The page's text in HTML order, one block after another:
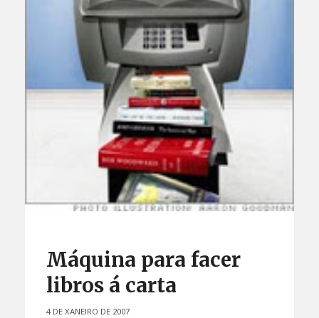
Máquina para facer
libros á carta
4 DE XANEIRO DE 2007